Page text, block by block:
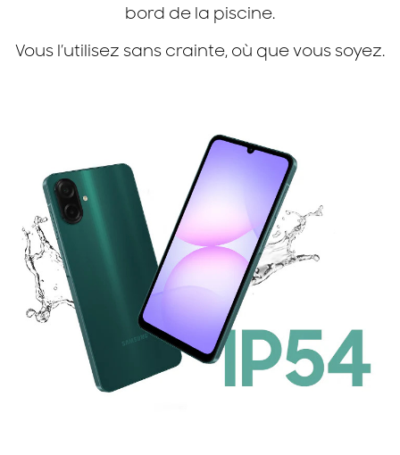
bord de la piscine.
Vous l’utilisez sans crainte, où que vous soyez.